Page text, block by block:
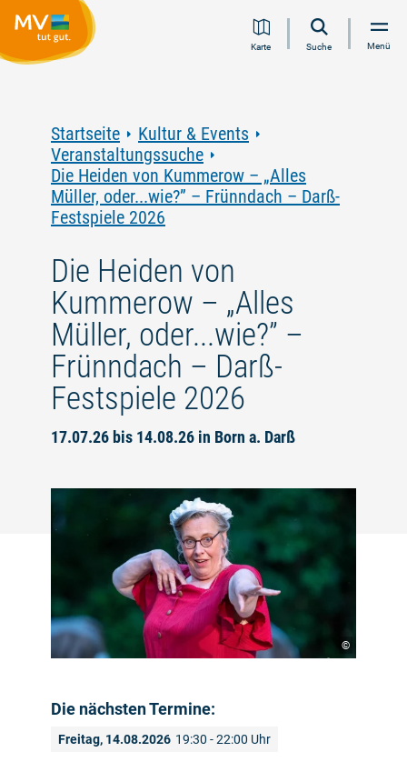
Inhalt
Navigation
Volltextsuche
FooterKarte Suche Menü
Startseite
Kultur & Events
Veranstaltungssuche
Die Heiden von Kummerow – „Alles
Müller, oder...wie?” – Frünndach – Darß-
Festspiele 2026
Die Heiden von
Kummerow – „Alles
Müller, oder...wie?” –
Frünndach – Darß-
Festspiele 2026
17.07.26 bis 14.08.26 in Born a. Darß
©
Die nächsten Termine:
Freitag, 14.08.2026 19:30 - 22:00 Uhr